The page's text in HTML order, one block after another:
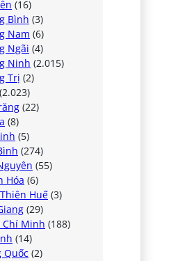
(16)
Bình (3)
Nam (6)
Ngãi (4)
Ninh (2.015)
Trị (2)
(2.023)
(22)
(8)
(5)
(274)
(55)
Hóa (6)
Huế (3)
(29)
Chí Minh (188)
(14)
Quốc (2)